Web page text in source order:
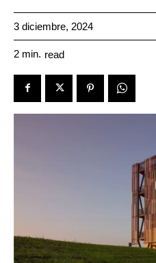
3 diciembre, 2024
2 min. read